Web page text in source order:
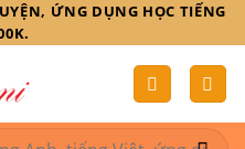
ỨNG DỤNG HỌC TIẾNG